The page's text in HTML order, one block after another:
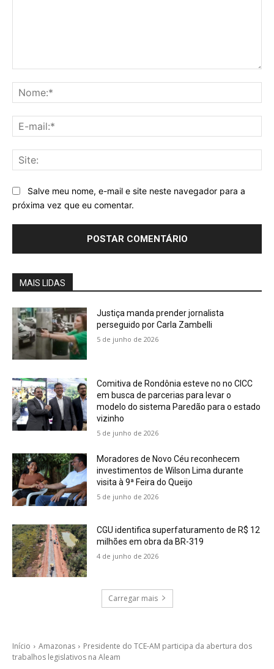
Salve meu nome, e-mail e site neste navegador para a
próxima vez que eu comentar.
MAIS LIDAS
Justiça manda prender jornalista
perseguido por Carla Zambelli
5 de junho de 2026
Comitiva de Rondônia esteve no no CICC
em busca de parcerias para levar o
modelo do sistema Paredão para o estado
vizinho
5 de junho de 2026
Moradores de Novo Céu reconhecem
investimentos de Wilson Lima durante
visita à 9ª Feira do Queijo
5 de junho de 2026
CGU identifica superfaturamento de R$ 12
milhões em obra da BR-319
4 de junho de 2026
Carregar mais